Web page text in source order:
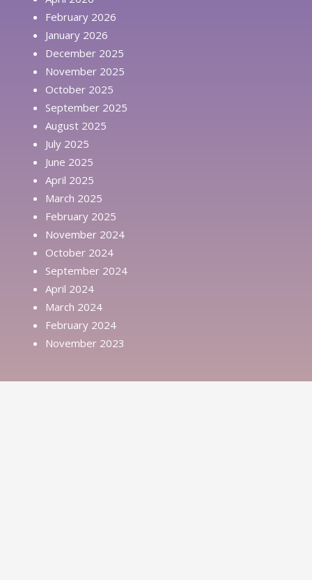
February 2026
January 2026
December 2025
November 2025
October 2025
September 2025
August 2025
July 2025
June 2025
April 2025
March 2025
February 2025
November 2024
October 2024
September 2024
April 2024
March 2024
February 2024
November 2023